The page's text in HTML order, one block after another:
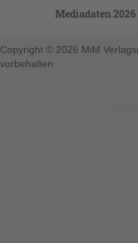
Mediadaten 2026
Copyright © 2026 MiM
vorbehalten